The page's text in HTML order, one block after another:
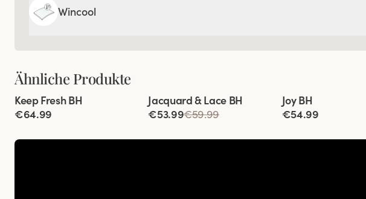
Wincool
Ähnliche Produkte
Viewing image 1 of 10
Multiway-Träger
Keep Fresh BH
€64.99
Viewing image 1 of 11
Jacquard & Lace BH
€53.99€59.99
Viewing image 1 of 4
Neues Produkt
Joy BH
€54.99